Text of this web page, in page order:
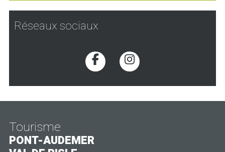
Réseaux sociaux
Voir la page Facebook
Voir la page
Tourisme
PONT-AUDEMER